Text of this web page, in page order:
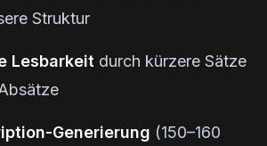
Struktur
Lesbarkeit durch kürzere Sätze
Generierung (150–160